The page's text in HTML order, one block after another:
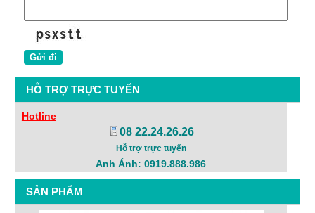
HỖ TRỢ TRỰC TUYẾN
Hotline
08 22.24.26.26
Hỗ trợ trực tuyến
Anh Ánh: 0919.888.986
SẢN PHẨM